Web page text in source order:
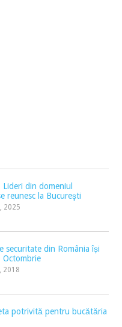
Lideri din domeniul
reunesc la Bucureşti
2025
securitate din România își
Octombrie
2018
potrivită pentru bucătăria